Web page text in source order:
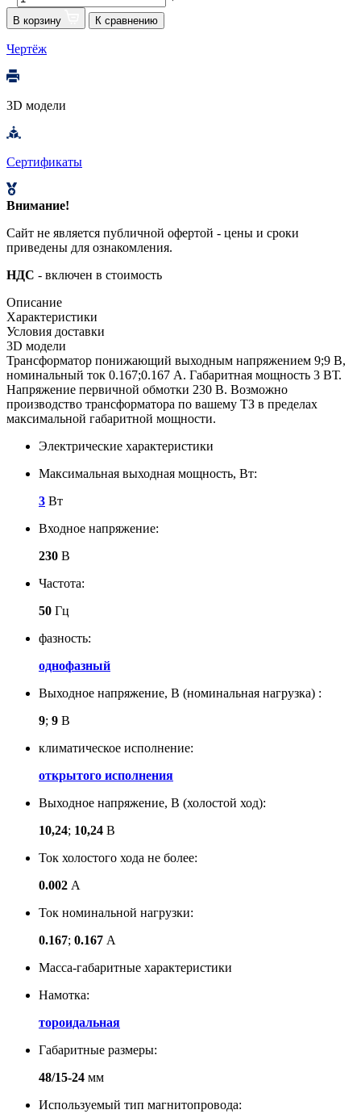
В корзину К сравнению
Чертёж
3D модели
Сертификаты
Внимание!
Сайт не является публичной офертой - цены и сроки
приведены для ознакомления.
НДС - включен в стоимость
Описание
Характеристики
Условия доставки
3D модели
Трансформатор понижающий выходным напряжением 9;9 В,
номинальный ток 0.167;0.167 А. Габаритная мощность 3 ВТ.
Напряжение первичной обмотки 230 В. Возможно
производство трансформатора по вашему ТЗ в пределах
максимальной габаритной мощности.
Электрические характеристики
Максимальная выходная мощность, Вт:
3 Вт
Входное напряжение:
230 В
Частота:
50 Гц
фазность:
однофазный
Выходное напряжение, В (номинальная нагрузка) :
9; 9 В
климатическое исполнение:
открытого исполнения
Выходное напряжение, В (холостой ход):
10,24; 10,24 В
Ток холостого хода не более:
0.002 А
Ток номинальной нагрузки:
0.167; 0.167 А
Масса-габаритные характеристики
Намотка:
тороидальная
Габаритные размеры:
48/15-24 мм
Используемый тип магнитопровода: